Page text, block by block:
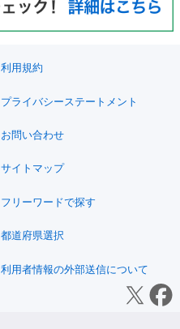
利用規約
プライバシーステートメント
お問い合わせ
サイトマップ
フリーワードで探す
都道府県選択
利用者情報の外部送信について